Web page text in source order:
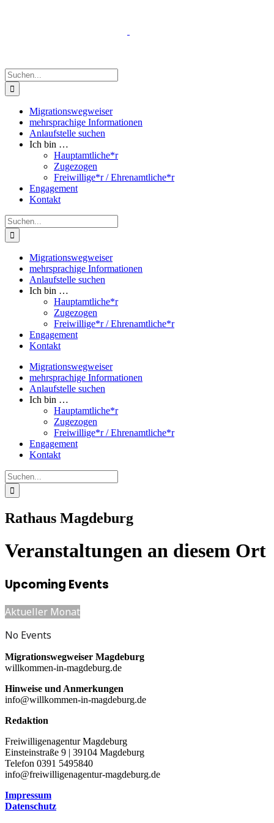
Suche
nach:
Migrationswegweiser
mehrsprachige Informationen
Anlaufstelle suchen
Ich bin …
Hauptamtliche*r
Zugezogen
Freiwillige*r / Ehrenamtliche*r
Engagement
Kontakt
Suche
nach:
Migrationswegweiser
mehrsprachige Informationen
Anlaufstelle suchen
Ich bin …
Hauptamtliche*r
Zugezogen
Freiwillige*r / Ehrenamtliche*r
Engagement
Kontakt
Migrationswegweiser
mehrsprachige Informationen
Anlaufstelle suchen
Ich bin …
Hauptamtliche*r
Zugezogen
Freiwillige*r / Ehrenamtliche*r
Engagement
Kontakt
Suche
nach:
Rathaus Magdeburg
Veranstaltungen an diesem Ort
Upcoming Events
Aktueller Monat
No Events
Migrationswegweiser Magdeburg
willkommen-in-magdeburg.de
Hinweise und Anmerkungen
info@willkommen-in-magdeburg.de
Redaktion
Freiwilligenagentur Magdeburg
Einsteinstraße 9 | 39104 Magdeburg
Telefon 0391 5495840
info@freiwilligenagentur-magdeburg.de
Impressum
Datenschutz